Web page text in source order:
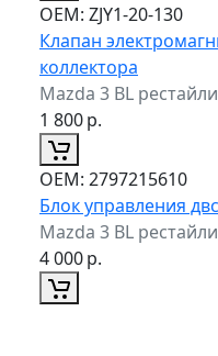
ОЕМ: ZJY1-20-130
Клапан
коллектора
Mazda 3 BL
1 800р.
ОЕМ: 2797215610
Блок управления двс
Mazda 3 BL
4 000р.